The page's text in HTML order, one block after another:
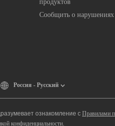
продуктов
Сообщить о нарушениях
Россия - Русский
ознакомление с Правилами
конфиденциальности.